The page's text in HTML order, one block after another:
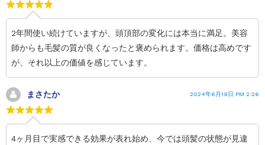
2年間使い続けていますが、頭頂部の変化には本当に満足。美容
師からも毛髪の質が良くなったと褒められます。価格は高めです
が、それ以上の価値を感じています。
まさたか 2024年6月19日 PM 2:26
4ヶ月目で実感できる効果が表れ始め、今では頭髪の状態が見違